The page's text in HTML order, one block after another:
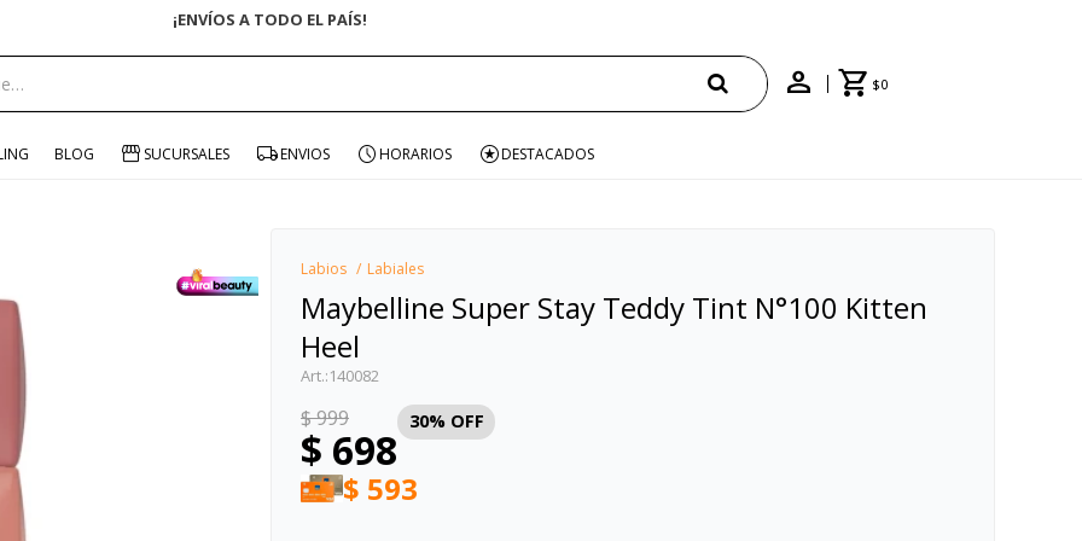
ENVÍO GRATIS EN COMPRAS +$1500 CON CUPÓN "ENVÍO"
$0
BLOG SUCURSALES ENVIOS HORARIOS DESTACADOS
Labios Labiales
Maybelline Super Stay Teddy Tint N°100 Kitten
Heel
140082
$ 698
$999 30
$ 593